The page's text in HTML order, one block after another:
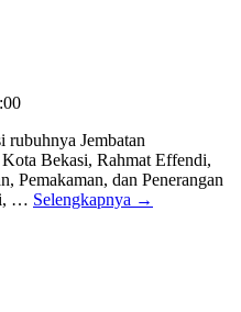
Jembatan
Bekasi, Rahmat Effendi,
Pemakaman, dan Penerangan
… Selengkapnya →